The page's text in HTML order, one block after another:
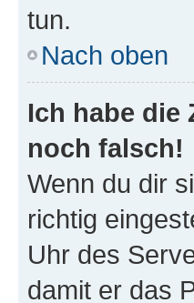
tun.
Nach oben
Ich habe die
noch falsch!
Wenn du dir
richtig
Uhr des
damit er das